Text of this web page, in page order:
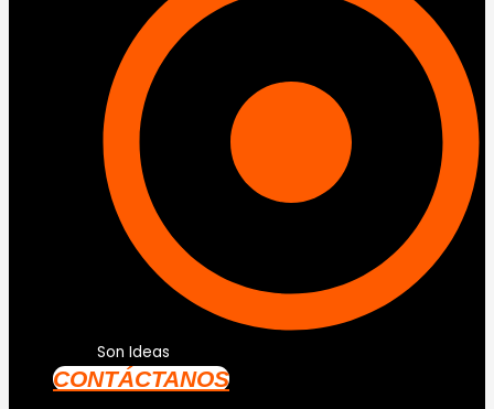
Son Ideas
CONTÁCTANOS